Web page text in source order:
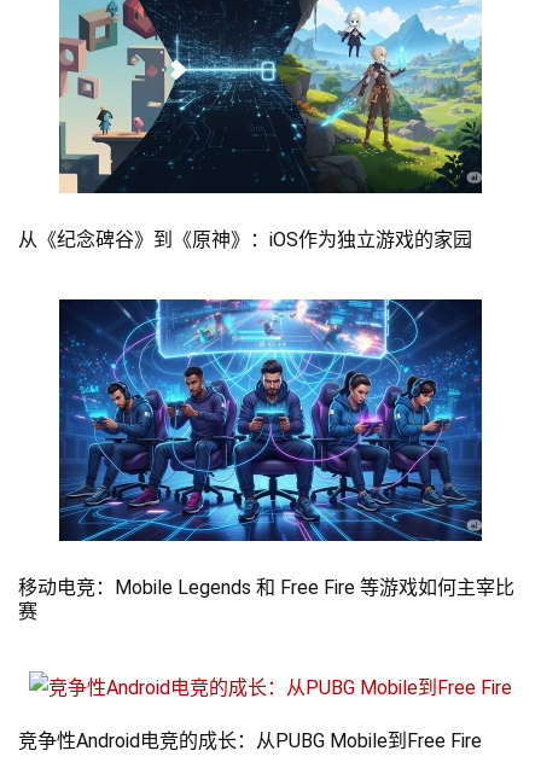
从《纪念碑谷》到《原神》：iOS作为独立游戏的家园
移动电竞：Mobile Legends 和 Free Fire 等游戏如何主宰比
赛
竞争性Android电竞的成长：从PUBG Mobile到Free Fire